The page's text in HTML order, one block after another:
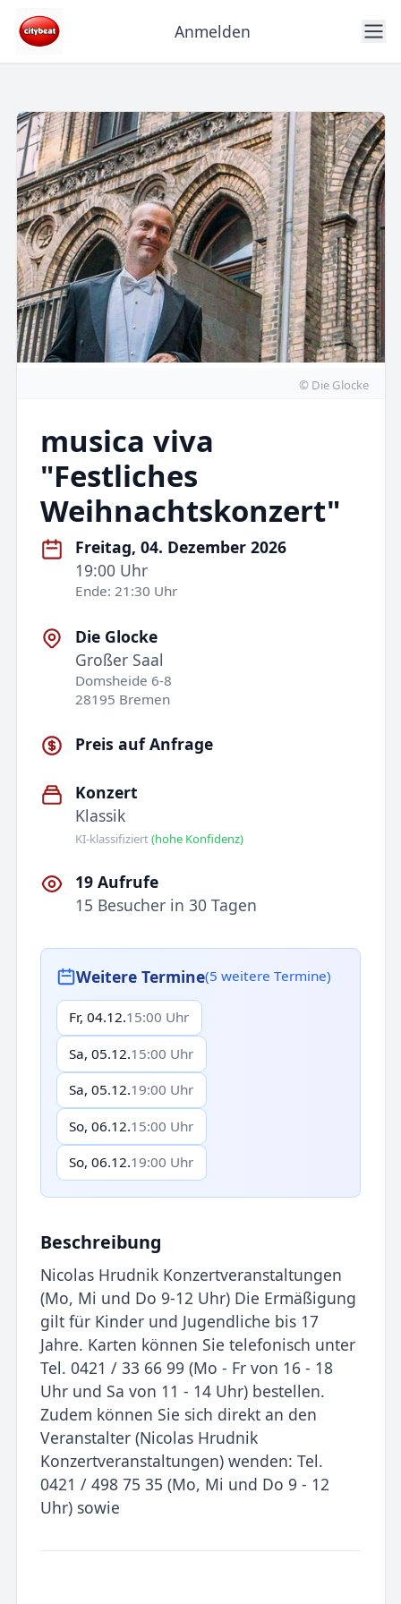
Anmelden
© Die Glocke
musica viva
"Festliches
Weihnachtskonzert"
Freitag, 04. Dezember 2026
19:00 Uhr
Ende: 21:30 Uhr
Die Glocke
Großer Saal
Domsheide 6-8
28195 Bremen
Preis auf Anfrage
Konzert
Klassik
KI-klassifiziert(hohe Konfidenz)
19 Aufrufe
15 Besucher in 30 Tagen
Weitere Termine(5 weitere Termine)
Fr, 04.12.15:00 Uhr
Sa, 05.12.15:00 Uhr
Sa, 05.12.19:00 Uhr
So, 06.12.15:00 Uhr
So, 06.12.19:00 Uhr
Beschreibung
Nicolas Hrudnik Konzertveranstaltungen
(Mo, Mi und Do 9-12 Uhr) Die Ermäßigung
gilt für Kinder und Jugendliche bis 17
Jahre. Karten können Sie telefonisch unter
Tel. 0421 / 33 66 99 (Mo - Fr von 16 - 18
Uhr und Sa von 11 - 14 Uhr) bestellen.
Zudem können Sie sich direkt an den
Veranstalter (Nicolas Hrudnik
Konzertveranstaltungen) wenden: Tel.
0421 / 498 75 35 (Mo, Mi und Do 9 - 12
Uhr) sowie